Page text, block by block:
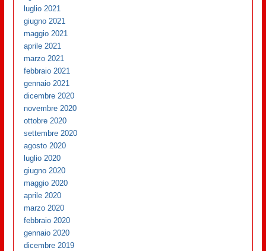
luglio 2021
giugno 2021
maggio 2021
aprile 2021
marzo 2021
febbraio 2021
gennaio 2021
dicembre 2020
novembre 2020
ottobre 2020
settembre 2020
agosto 2020
luglio 2020
giugno 2020
maggio 2020
aprile 2020
marzo 2020
febbraio 2020
gennaio 2020
dicembre 2019